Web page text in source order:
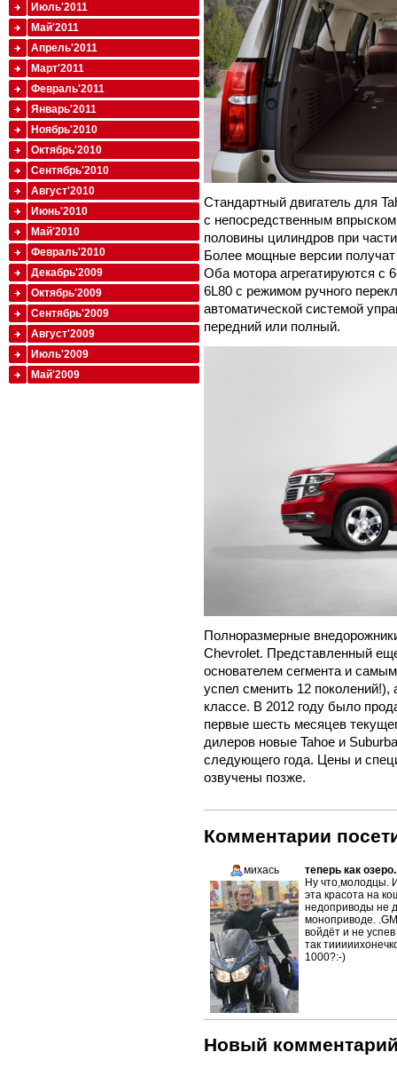
Стандартный двигатель для
с непосредственным
половины цилиндров при
Более мощные версии
Оба мотора агрегатируются с
6L80 с режимом ручного
автоматической системой
передний или полный.
Полноразмерные
Chevrolet. Представленный
основателем сегмента и
успел сменить 12
классе. В 2012 году было
первые шесть месяцев
дилеров новые Tahoe и
следующего года. Цены и
озвучены позже.
Комментарии
михась
теперь как
Ну что,молодцы.
эта красота на
недоприводы не
моноприводе.
войдёт и не
так
1000?:-)
Новый
Июль'2011
Май'2011
Апрель'2011
Март'2011
Февраль'2011
Январь'2011
Ноябрь'2010
Октябрь'2010
Сентябрь'2010
Август'2010
Июнь'2010
Май'2010
Февраль'2010
Декабрь'2009
Октябрь'2009
Сентябрь'2009
Август'2009
Июль'2009
Май'2009